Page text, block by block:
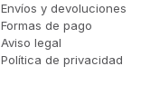
Envíos y devoluciones
Formas de pago
Aviso legal
Política de privacidad